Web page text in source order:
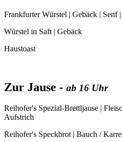
Frankfurter Würstel | Gebäck | Senf
Würstel in Saft | Gebäck
Haustoast
Zur Jause - ab 16 Uhr
Reihofer's Spezial-Brettljause |
Aufstrich
Reihofer's Speckbrot | Bauch /